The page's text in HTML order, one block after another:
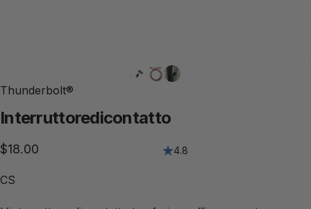
Thunderbolt®
Interruttoredicontatto
$18.00 4.8
CS